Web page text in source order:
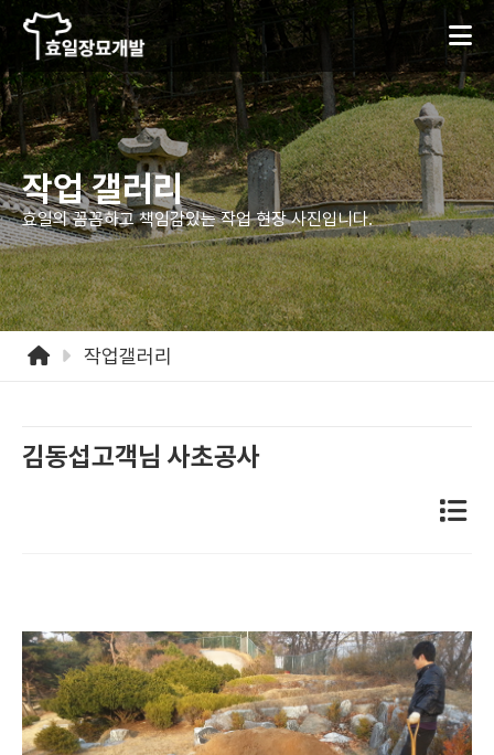
작업 갤러리
효일의 꼼꼼하고 책임감있는작업 현장 사진입니다.
작업갤러리
김동섭고객님 사초공사